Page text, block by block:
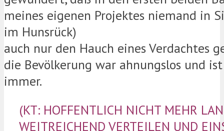
meines eigenen Projektes niemand in
im Hunsrück)
auch nur den Hauch eines Verdachtes
die Bevölkerung war ahnungslos und
immer.
(KT: HOFFENTLICH NICHT MEHR
WEITREICHEND VERTEILEN UND